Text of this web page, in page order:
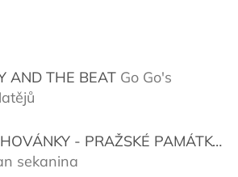
AND THE BEAT Go Go's
produktu je 5 z 5 hvězdiček.
VYSTŘIHOVÁNKY - PRAŽSKÉ PAMÁTKY
produktu je 5 z 5 hvězdiček.
sekanina